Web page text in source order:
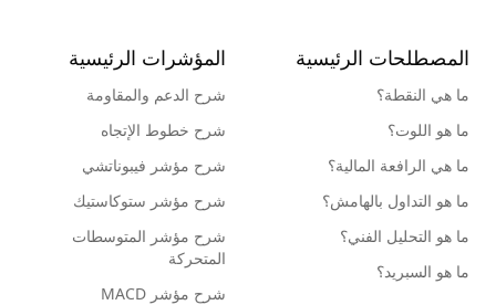
المصطلحات الرئيسية
ما هي النقطة؟
ما هو اللوت؟
ما هي الرافعة المالية؟
ما هو التداول بالهامش؟
ما هو التحليل الفني؟
ما هو السبريد؟
المؤشرات الرئيسية
شرح الدعم والمقاومة
شرح خطوط الإتجاه
شرح مؤشر فيبوناتشي
شرح مؤشر ستوكاستيك
شرح مؤشر المتوسطات
المتحركة
شرح مؤشر MACD